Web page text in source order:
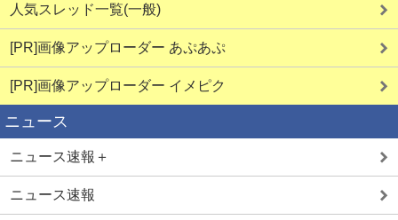
人気スレッド一覧(一般)
[PR]画像アップローダー あぷあぷ
[PR]画像アップローダー イメピク
ニュース
ニュース速報＋
ニュース速報